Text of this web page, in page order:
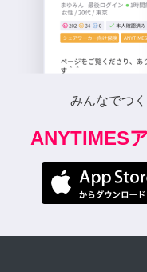
みんなでつ
ANYTIMES